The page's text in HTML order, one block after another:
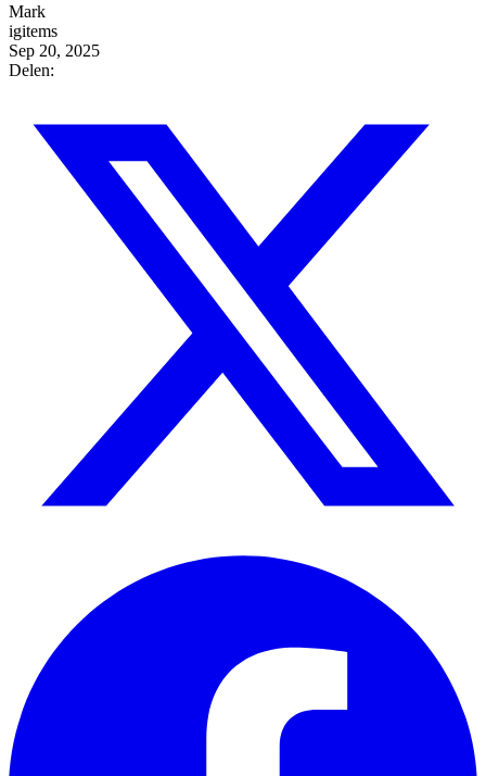
Mark
igitems
Sep 20, 2025
Delen: